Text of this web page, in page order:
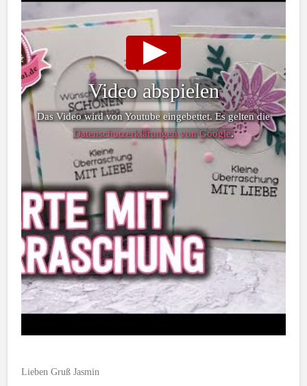
Video abspielen
Das Video wird von Youtube eingebettet. Es gelten die
Datenschutzerklärungen von Google.
Lieben Gruß Jasmin